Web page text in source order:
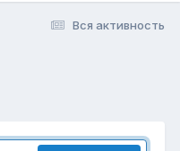
Вся активность